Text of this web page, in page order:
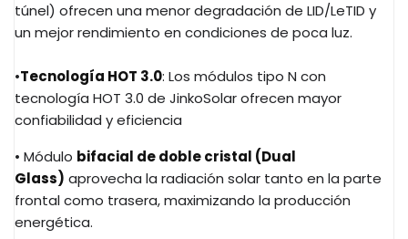
túnel) ofrecen una menor degradación de LID/LeTID y
un mejor rendimiento en condiciones de poca luz.
•Tecnología HOT 3.0: Los módulos tipo N con
tecnología HOT 3.0 de JinkoSolar ofrecen mayor
confiabilidad y eficiencia
• Módulo bifacial de doble cristal (Dual
Glass) aprovecha la radiación solar tanto en la parte
frontal como trasera, maximizando la producción
energética.